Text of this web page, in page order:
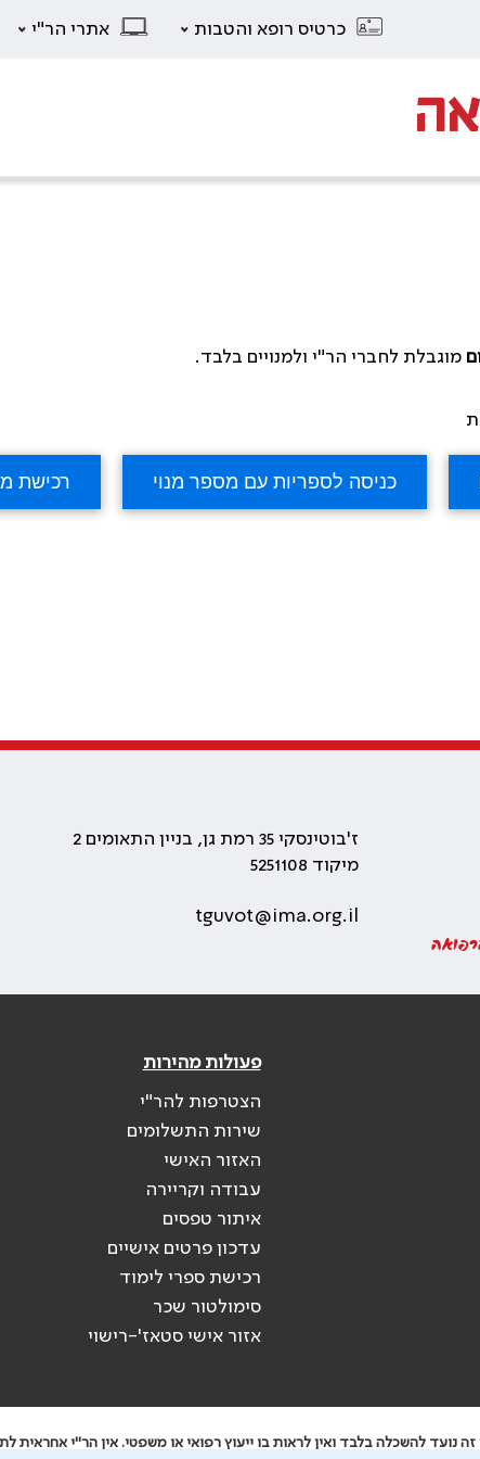
כרטיס רופא והטבות אתרי הר"י
מוגבלת לחברי הר"י ולמנויים בלבד.
ז'בוטינסקי 35 רמת גן, בניין התאומים 2
מיקוד 5251108
tguvot@ima.org.il
פעולות מהירות
הצטרפות להר"י
שירות התשלומים
האזור האישי
עבודה וקריירה
איתור טפסים
עדכון פרטים אישיים
רכישת ספרי לימוד
סימולטור שכר
אזור אישי סטאז'-רישוי
נועד להשכלה בלבד ואין לראות בו ייעוץ רפואי או משפטי. אין הר"י אחראית